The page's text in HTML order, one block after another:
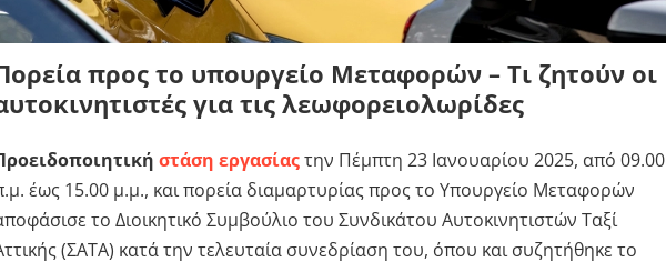
προς το υπουργείο Μεταφορών – Τι ζητούν οι
για τις λεωφορειολωρίδες
στάση εργασίαςτην Πέμπτη 23 Ιανουαρίου 2025, από 09.00
έως 15.00 μ.μ., και πορεία διαμαρτυρίας προς το Υπουργείο Μεταφορών
το Διοικητικό Συμβούλιο του Συνδικάτου Αυτοκινητιστών Ταξί
(ΣΑΤΑ) κατά την τελευταία συνεδρίαση του, όπου και συζητήθηκε το